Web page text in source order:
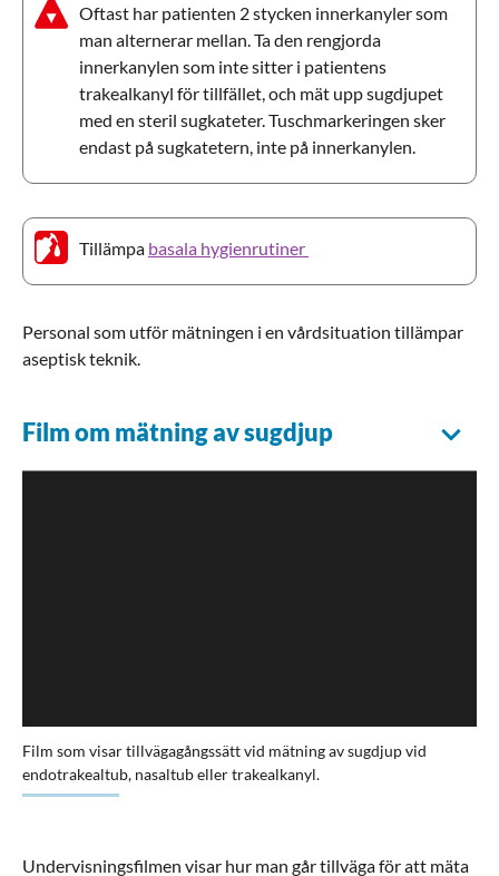
Oftast har patienten 2 stycken innerkanyler som
man alternerar mellan. Ta den rengjorda
innerkanylen som inte sitter i patientens
trakealkanyl för tillfället, och mät upp sugdjupet
med en steril sugkateter. Tuschmarkeringen sker
endast på sugkatetern, inte på innerkanylen.
Tillämpa basala hygienrutiner
Personal som utför mätningen i en vårdsituation tillämpar
aseptisk teknik.
Film om mätning av sugdjup
Film som visar tillvägagångssätt vid mätning av sugdjup vid
endotrakealtub, nasaltub eller trakealkanyl.
Undervisningsfilmen visar hur man går tillväga för att mäta